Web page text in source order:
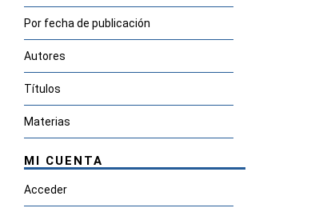
Por fecha de publicación
Autores
Títulos
Materias
MI CUENTA
Acceder